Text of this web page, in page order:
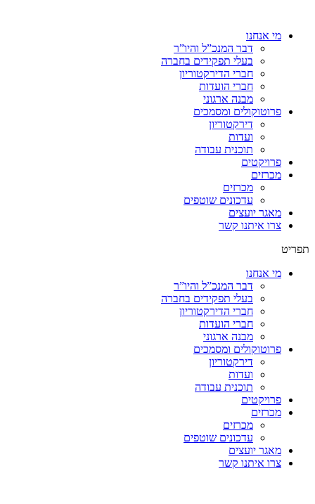
מי אנחנו
דבר המנכ”ל והיו”ר
בעלי תפקידים בחברה
חברי הדירקטוריון
חברי הועדות
מבנה ארגוני
פרוטוקולים ומסמכים
דירקטוריון
ועדות
תוכנית עבודה
פרויקטים
מכרזים
מכרזים
עדכונים שוטפים
מאגר יועצים
צרו איתנו קשר
תפריט
מי אנחנו
דבר המנכ”ל והיו”ר
בעלי תפקידים בחברה
חברי הדירקטוריון
חברי הועדות
מבנה ארגוני
פרוטוקולים ומסמכים
דירקטוריון
ועדות
תוכנית עבודה
פרויקטים
מכרזים
מכרזים
עדכונים שוטפים
מאגר יועצים
צרו איתנו קשר